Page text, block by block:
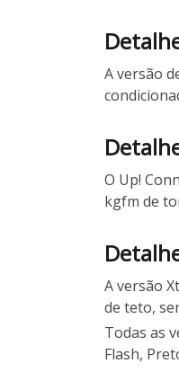
A versão
O Up!
kgfm de
A versão
de teto,
Todas as
Flash,